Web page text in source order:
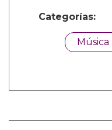
Categorías:
Música